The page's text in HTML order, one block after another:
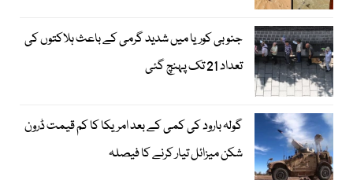
جنوبی کوریا میں شدید گرمی کے باعث ہلاکتوں کی
تعداد 21 تک پہنچ گئی
گولہ بارود کی کمی کے بعد امریکا کا کم قیمت ڈرون
شکن میزائل تیار کرنے کا فیصلہ